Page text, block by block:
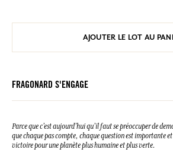
AJOUTER LE LOT AU
FRAGONARD S'ENGAGE
Parce que c’est aujourd’hui qu’il faut se préoccuper de
que chaque pas compte, chaque question est importante et
victoire pour une planète plus humaine et plus verte.